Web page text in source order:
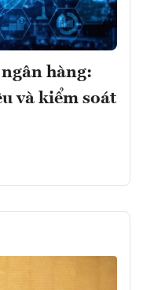
hàng:
và kiểm soát